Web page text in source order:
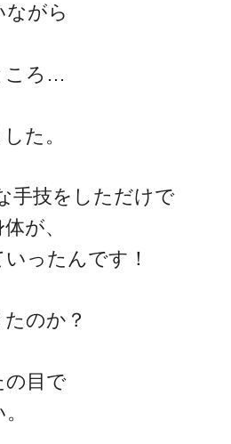
ながら
ころ…
た。
手技をしただけで
が、
ったんです！
のか？
の目で